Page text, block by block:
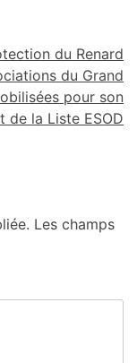
du Renard
du Grand
pour son
de la Liste ESOD
Les champs